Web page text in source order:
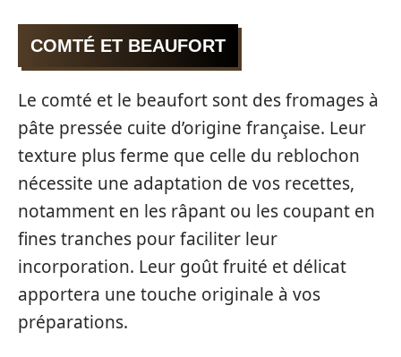
COMTÉ ET BEAUFORT
Le comté et le beaufort sont des fromages à
pâte pressée cuite d’origine française. Leur
texture plus ferme que celle du reblochon
nécessite une adaptation de vos recettes,
notamment en les râpant ou les coupant en
fines tranches pour faciliter leur
incorporation. Leur goût fruité et délicat
apportera une touche originale à vos
préparations.